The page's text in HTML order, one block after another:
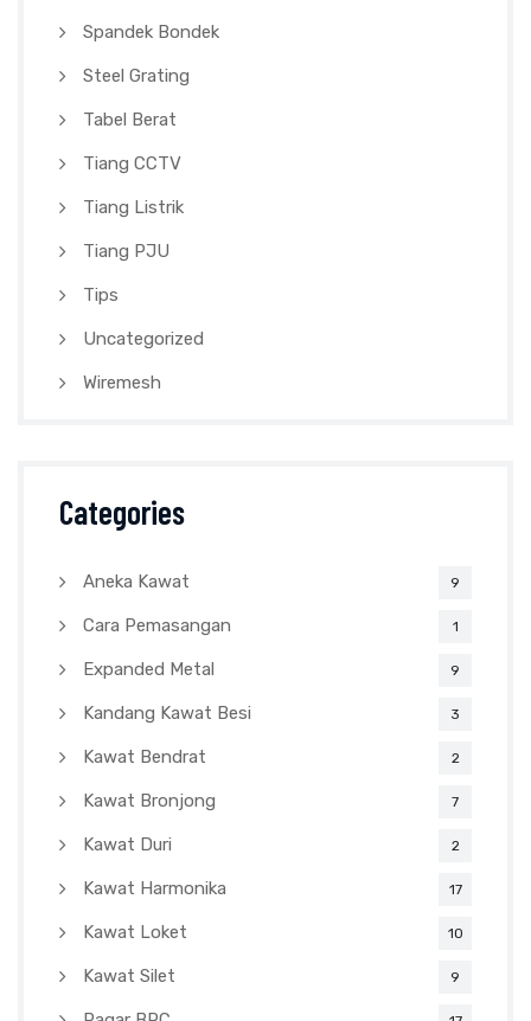
Spandek Bondek
Steel Grating
Tabel Berat
Tiang CCTV
Tiang Listrik
Tiang PJU
Tips
Uncategorized
Wiremesh
Categories
Aneka Kawat 9
Cara Pemasangan 1
Expanded Metal 9
Kandang Kawat Besi 3
Kawat Bendrat 2
Kawat Bronjong 7
Kawat Duri 2
Kawat Harmonika 17
Kawat Loket 10
Kawat Silet 9